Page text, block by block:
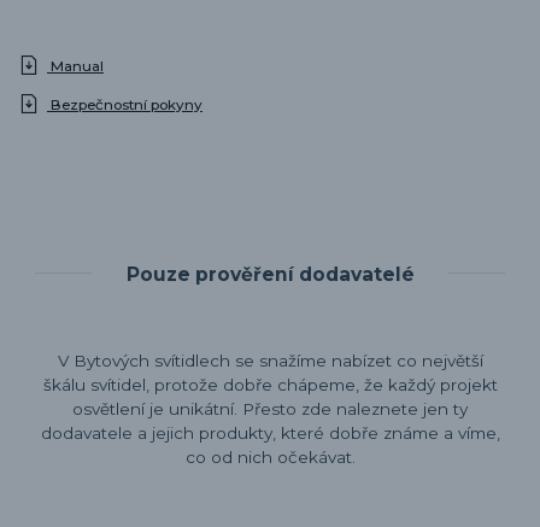
Manual
Bezpečnostní pokyny
Pouze prověření dodavatelé
V Bytových svítidlech se snažíme nabízet co největší
škálu svítidel, protože dobře chápeme, že každý projekt
osvětlení je unikátní. Přesto zde naleznete jen ty
dodavatele a jejich produkty, které dobře známe a víme,
co od nich očekávat.